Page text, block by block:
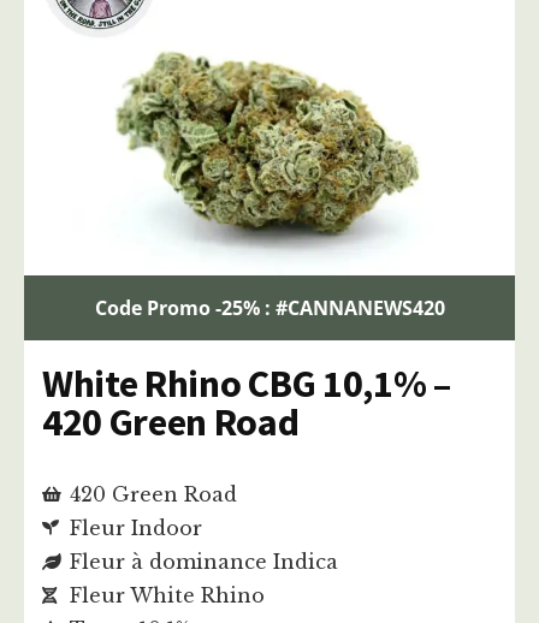
Code Promo -25% : #CANNANEWS420
White Rhino CBG 10,1% –
420 Green Road
420 Green Road
Fleur Indoor
Fleur à dominance Indica
Fleur White Rhino